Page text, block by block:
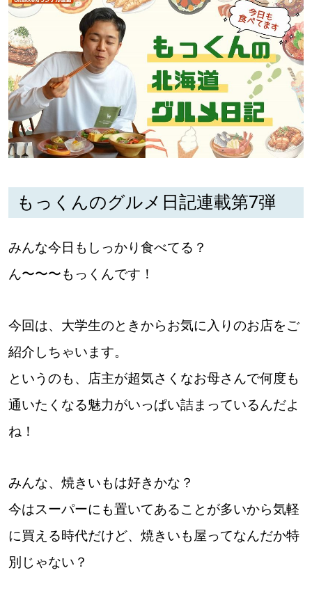
北海道で暮らす、あなたとつくる、
運営会社
情報提供・お問い合わせ 利用規約
閉じる
【道北のお気に入りを見つけたい】
【道東のお気に入りを見つけたい】
もっくんのグルメ日記連載第7弾
みんな今日もしっかり食べてる？
ん〜〜〜もっくんです！
今回は、大学生のときからお気に入りのお店をご
紹介しちゃいます。
というのも、店主が超気さくなお母さんで何度も
通いたくなる魅力がいっぱい詰まっているんだよ
ね！
みんな、焼きいもは好きかな？
今はスーパーにも置いてあることが多いから気軽
に買える時代だけど、焼きいも屋ってなんだか特
別じゃない？